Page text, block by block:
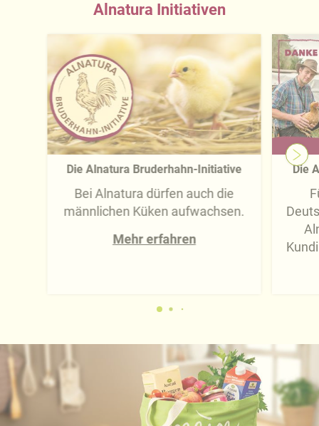
Alnatura Initiativen
Die Alnatura Bruderhahn-Initiative
Bei Alnatura dürfen auch die
männlichen Küken aufwachsen.
Mehr erfahren
Die